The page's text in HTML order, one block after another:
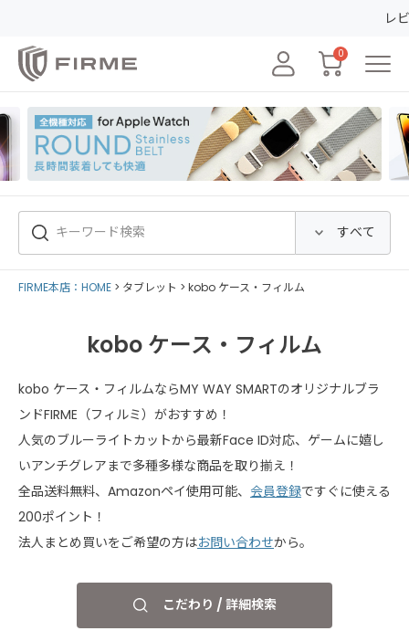
レビュー
0
FIRME本店：HOME タブレット kobo ケース・フィルム
kobo ケース・フィルム
kobo ケース・フィルムならMY WAY SMARTのオリジナルブラ
ンドFIRME（フィルミ）がおすすめ！
人気のブルーライトカットから最新Face ID対応、ゲームに嬉し
いアンチグレアまで多種多様な商品を取り揃え！
全品送料無料、Amazonペイ使用可能、 会員登録ですぐに使える
200ポイント！
法人まとめ買いをご希望の方はお問い合わせから。
こだわり / 詳細検索